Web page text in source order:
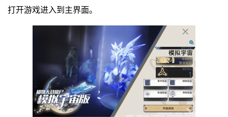
打开游戏进入到主界面。